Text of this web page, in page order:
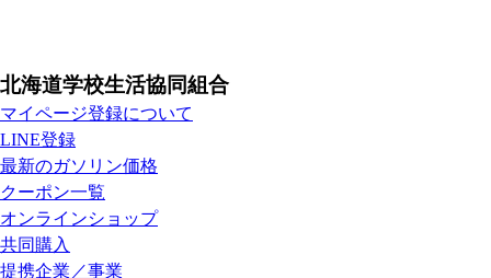
北海道学校生活協同組合
マイページ登録について
LINE登録
最新のガソリン価格
クーポン一覧
オンラインショップ
共同購入
提携企業／事業